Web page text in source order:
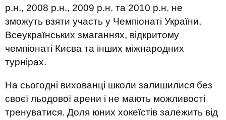
р.н., 2008 р.н., 2009 р.н. та 2010 р.н. не
зможуть взяти участь у Чемпіонаті України,
Всеукраїнських змаганнях, відкритому
чемпіонаті Києва та інших міжнародних
турнірах.
На сьогодні вихованці школи залишилися без
своєї льодової арени і не мають можливості
тренуватися. Доля юних хокеїстів залежить від